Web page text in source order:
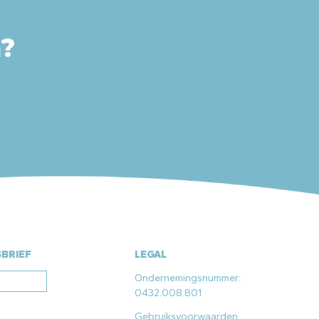
LEGAL
Ondernemingsnummer:
0432.008.801
Gebruiksvoorwaarden